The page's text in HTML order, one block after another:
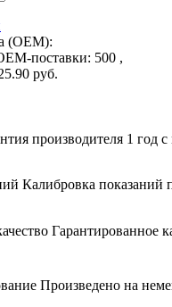
(OEM):
поставки: 500 ,
.90 руб.
про­из­во­ди­те­ля 1 год
Ка­либ­ров­ка по­ка­за­ний
Га­ран­ти­ро­ван­ное
Про­из­ве­де­но на